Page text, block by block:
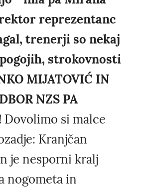
reprezentanc
trenerji so nekaj
strokovnosti
MIJATOVIĆ IN
NZS PA
Dovolimo si malce
Kranjčan
je nesporni kralj
nogometa in